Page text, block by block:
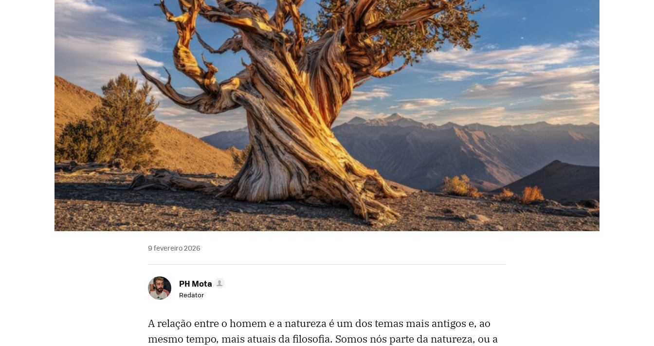
9 fevereiro 2026
PH Mota
Redator
A relação entre o homem e a natureza é um dos temas mais antigos e, ao
mesmo tempo, mais atuais da filosofia. Somos nós parte da natureza, ou a